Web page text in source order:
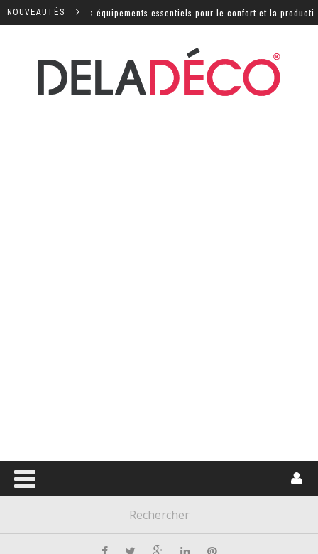
NOUVEAUTÉS
: quels sont les équipements essentiels pour le confort et la